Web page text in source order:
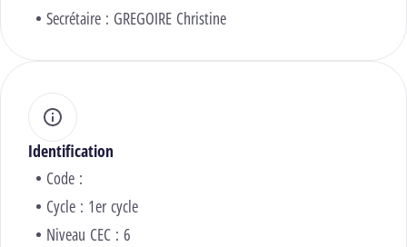
Secrétaire : GREGOIRE Christine
Identification
Code :
Cycle : 1er cycle
Niveau CEC : 6